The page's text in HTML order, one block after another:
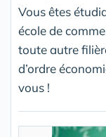
Vous êtes
école de
toute autre
d’ordre
vous !